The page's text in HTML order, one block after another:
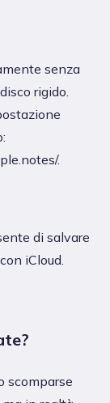
senza
rigido.
.
di salvare
iCloud.
scomparse